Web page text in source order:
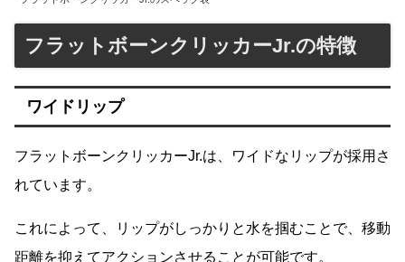
フラットボーンクリッカーJr.の特徴
ワイドリップ
フラットボーンクリッカーJr.は、ワイドなリップが採用さ
れています。
これによって、リップがしっかりと水を掴むことで、移動
距離を抑えてアクションさせることが可能です。